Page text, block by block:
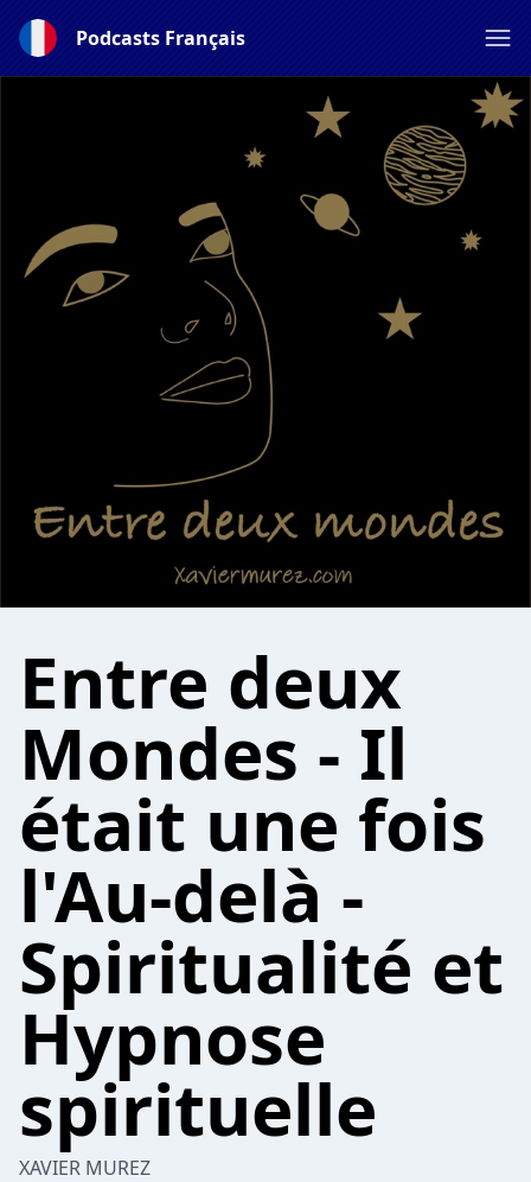
Podcasts Français
Entre deux
Mondes - Il
était une fois
l'Au-delà -
Spiritualité et
Hypnose
spirituelle
XAVIER MUREZ